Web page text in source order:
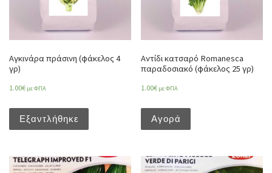
Αγκινάρα πράσινη (φάκελος 4
γρ)
1.00€ με ΦΠΑ
Εξαντλήθηκε
Αντίδι κατσαρό Romanesca
παραδοσιακό (φάκελος 25 γρ)
1.00€ με ΦΠΑ
Αγορά